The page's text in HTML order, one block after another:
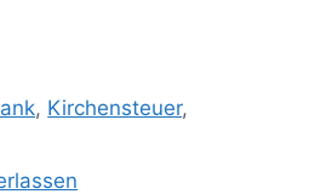
, Kirchensteuer,